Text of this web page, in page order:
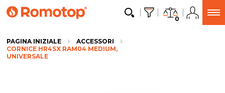
0
PAGINA INIZIALE
ACCESSORI
CORNICE HR4SX RAM04 MEDIUM,
UNIVERSALE